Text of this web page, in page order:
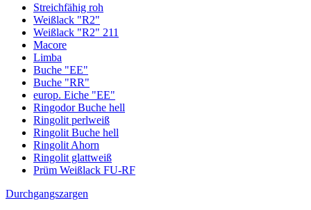
Streichfähig roh
Weißlack "R2"
Weißlack "R2" 211
Macore
Limba
Buche "EE"
Buche "RR"
europ. Eiche "EE"
Ringodor Buche hell
Ringolit perlweiß
Ringolit Buche hell
Ringolit Ahorn
Ringolit glattweiß
Prüm Weißlack FU-RF
Durchgangszargen